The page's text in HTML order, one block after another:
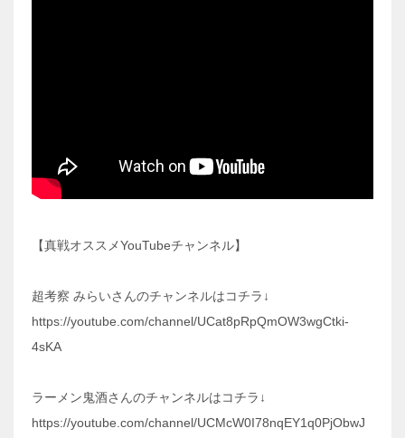
【真戦オススメYouTubeチャンネル】
超考察 みらいさんのチャンネルはコチラ↓
https://youtube.com/channel/UCat8pRpQmOW3wgCtki-
4sKA
ラーメン鬼酒さんのチャンネルはコチラ↓
https://youtube.com/channel/UCMcW0I78nqEY1q0PjObwJ